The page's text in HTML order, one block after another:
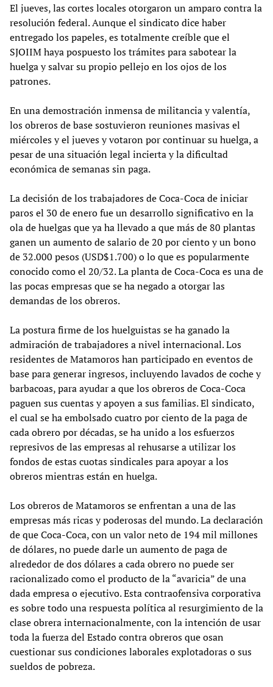
El jueves, las cortes locales otorgaron un amparo contra la
resolución federal. Aunque el sindicato dice haber
entregado los papeles, es totalmente creíble que el
SJOIIM haya pospuesto los trámites para sabotear la
huelga y salvar su propio pellejo en los ojos de los
patrones.
En una demostración inmensa de militancia y valentía,
los obreros de base sostuvieron reuniones masivas el
miércoles y el jueves y votaron por continuar su huelga, a
pesar de una situación legal incierta y la dificultad
económica de semanas sin paga.
La decisión de los trabajadores de Coca-Coca de iniciar
paros el 30 de enero fue un desarrollo significativo en la
ola de huelgas que ya ha llevado a que más de 80 plantas
ganen un aumento de salario de 20 por ciento y un bono
de 32.000 pesos (USD$1.700) o lo que es popularmente
conocido como el 20/32. La planta de Coca-Coca es una de
las pocas empresas que se ha negado a otorgar las
demandas de los obreros.
La postura firme de los huelguistas se ha ganado la
admiración de trabajadores a nivel internacional. Los
residentes de Matamoros han participado en eventos de
base para generar ingresos, incluyendo lavados de coche y
barbacoas, para ayudar a que los obreros de Coca-Coca
paguen sus cuentas y apoyen a sus familias. El sindicato,
el cual se ha embolsado cuatro por ciento de la paga de
cada obrero por décadas, se ha unido a los esfuerzos
represivos de las empresas al rehusarse a utilizar los
fondos de estas cuotas sindicales para apoyar a los
obreros mientras están en huelga.
Los obreros de Matamoros se enfrentan a una de las
empresas más ricas y poderosas del mundo. La declaración
de que Coca-Coca, con un valor neto de 194 mil millones
de dólares, no puede darle un aumento de paga de
alrededor de dos dólares a cada obrero no puede ser
racionalizado como el producto de la “avaricia” de una
dada empresa o ejecutivo. Esta contraofensiva corporativa
es sobre todo una respuesta política al resurgimiento de la
clase obrera internacionalmente, con la intención de usar
toda la fuerza del Estado contra obreros que osan
cuestionar sus condiciones laborales explotadoras o sus
sueldos de pobreza.